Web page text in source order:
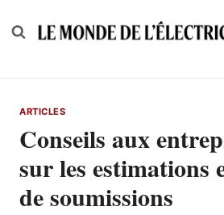
to
ARTICLES
Conseils aux
sur les estimations
de soumissions